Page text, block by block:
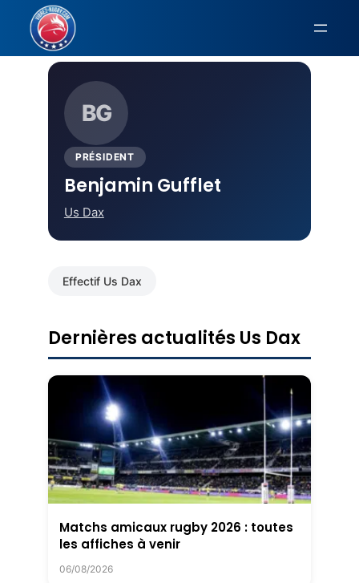
Aller
contenu
Accueil
BG
PRÉSIDENT
Benjamin Gufflet
Us Dax
Effectif Us Dax
Dernières actualités Us Dax
Matchs amicaux rugby 2026 : toutes
les affiches à venir
06/08/2026